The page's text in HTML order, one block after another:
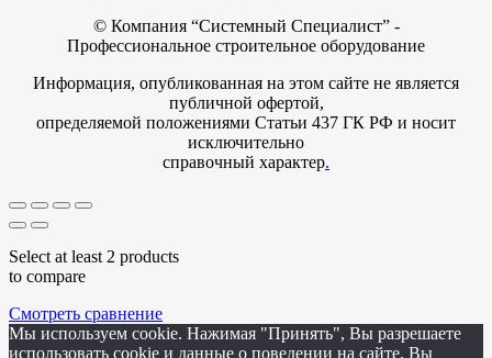
© Компания “Системный Специалист” -
Профессиональное строительное оборудование
Информация, опубликованная на этом сайте не является
публичной офертой,
определяемой положениями Статьи 437 ГК РФ и носит
исключительно
справочный характер.
Select at least 2 products
to compare
Смотреть сравнение
Мы используем cookie. Нажимая "Принять", Вы разрешаете
использовать cookie и данные о поведении на сайте. Вы